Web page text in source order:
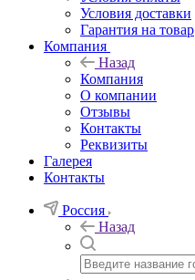
Условия доставки
Гарантия на товар
Компания
Назад
Компания
О компании
Отзывы
Контакты
Реквизиты
Галерея
Контакты
Россия
Назад